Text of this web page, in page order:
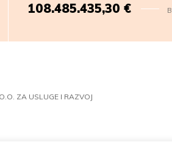
108.485.436,75 €
ZA USLUGE I RAZVOJ